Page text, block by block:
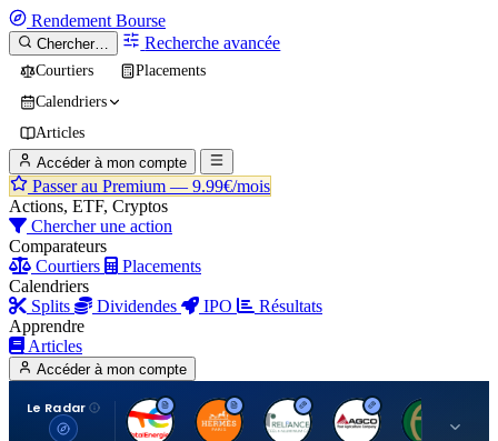
Rendement Bourse
Chercher… Recherche avancée
Courtiers
Placements
Calendriers
Articles
Accéder à mon compte
Passer au Premium — 9.99€/mois
Actions, ETF, Cryptos
Chercher une action
Comparateurs
Courtiers
Placements
Calendriers
Splits
Dividendes IPO
Résultats
Apprendre
Articles
Accéder à mon compte
Le Radar
T H R A